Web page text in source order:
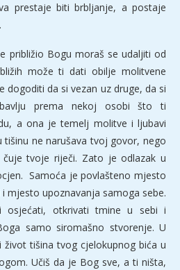
prestaje biti brbljanje, a postaje
približio Bogu moraš se udaljiti od
može ti dati obilje molitvene
dogoditi da si vezan uz druge, da si
prema nekoj osobi što ti
a ona je temelj molitve i ljubavi
ne narušava tvoj govor, nego
tvoje riječi. Zato je odlazak u
Samoća je povlašteno mjesto
mjesto upoznavanja samoga sebe.
osjećati, otkrivati tmine u sebi i
samo siromašno stvorenje. U
život tišina tvog cjelokupnog bića u
Učiš da je Bog sve, a ti ništa,